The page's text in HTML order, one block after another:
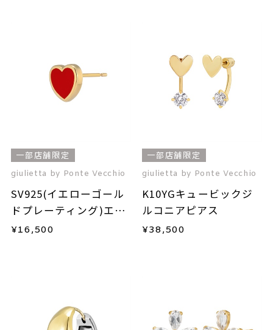
一部店舗限定
giulietta by Ponte Vecchio
SV925(イエローゴール
ドプレーティング)エナ
メルピアス(片耳用)
¥16,500
一部店舗限定
giulietta by Ponte Vecchio
K10YGキュービックジ
ルコニアピアス
¥38,500